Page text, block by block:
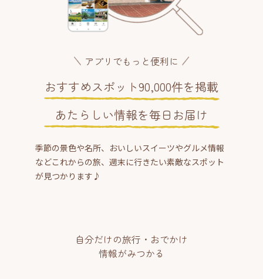
アプリでもっと便利に
おすすめスポット90,000件を掲載
あたらしい情報を毎日お届け
季節の景色や名所、おいしいスイーツやグルメ情報
などこれからの旅、週末に行きたい素敵なスポット
が見つかります♪
自分だけの旅行・おでかけ
情報がみつかる